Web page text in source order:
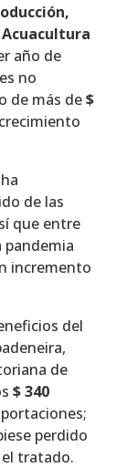
año de
no
de más de$
de las
que entre
pandemia
incremento
del
de
$ 340
perdido
tratado.